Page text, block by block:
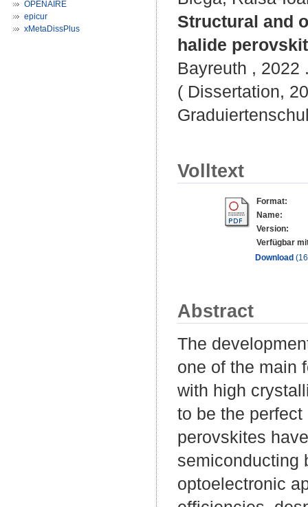
OPENAIRE
epicur
xMetaDissPlus
Structural and
halide
Bayreuth , 2022
( Dissertation,
Volltext
Format:
Name:
Version:
Verfügbar
Download
Abstract
The
one of the main
with high
to be the
perovskites
semiconducting
optoelectronic